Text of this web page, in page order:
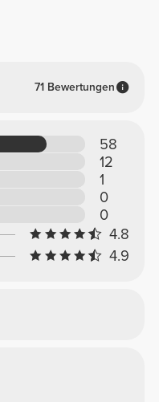
71 Bewertungen
58
12
1
0
0
4.8
4.9